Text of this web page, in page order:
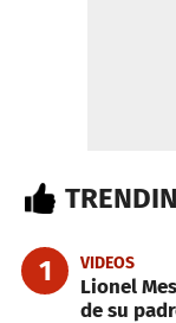
1 VIDEOS
Lionel
de su